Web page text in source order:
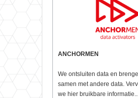
ANCHORMEN
We ontsluiten data en
samen met andere data.
we hier bruikbare